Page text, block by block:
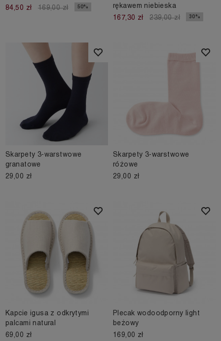
84,50 zł
169,00 zł 50%
rękawem niebieska
167,30 zł
239,00 zł 30%
Skarpety 3-warstwowe
granatowe
29,00 zł
Skarpety 3-warstwowe
różowe
29,00 zł
Kapcie igusa z odkrytymi
palcami natural
69,00 zł
Plecak wodoodporny light
beżowy
169,00 zł